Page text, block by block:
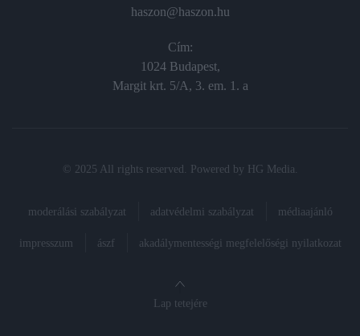
haszon@haszon.hu
Cím:
1024 Budapest,
Margit krt. 5/A, 3. em. 1. a
© 2025 All rights reserved. Powered by HG Media
moderálási szabályzat adatvédelmi szabályzat médiaajánló
impresszum ászf akadálymentességi megfelelőségi nyilatkozat
Lap tetejére